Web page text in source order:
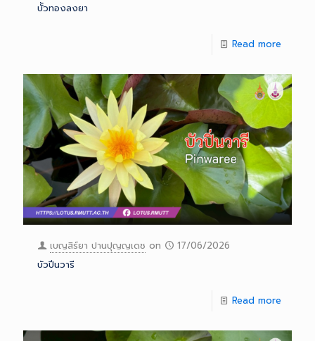
บััวทองลงยา
Read more
เบญสิร์ยา ปานปุญญเดช on
17/06/2026
บัวปิ่นวารี
Read more